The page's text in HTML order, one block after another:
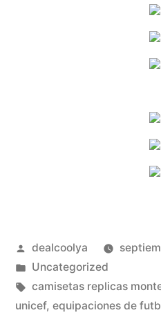
Publicado
por
dealcoolya
Publicado
en
Uncategorized
Etiquetas:
camisetas replicas
unicef, equipaciones de